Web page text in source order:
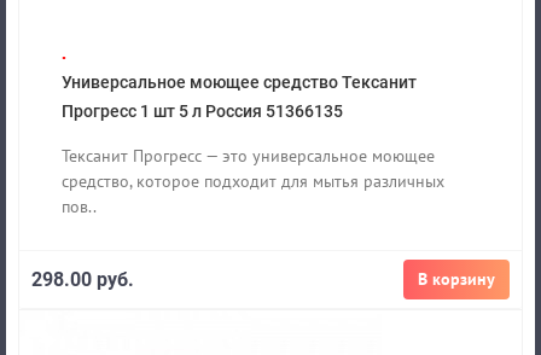
.
Универсальное моющее средство Тексанит
Прогресс 1 шт 5 л Россия 51366135
Тексанит Прогресс — это универсальное моющее
средство, которое подходит для мытья различных
пов..
В корзину
298.00 руб.